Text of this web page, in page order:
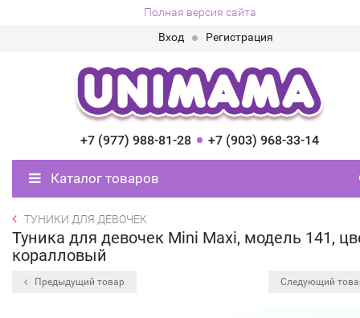
Полная версия сайта
Вход
Регистрация
+7 (977) 988-81-28 +7 (903) 968-33-14
Каталог товаров
ТУНИКИ ДЛЯ ДЕВОЧЕК
Туника для девочек Mini Maxi, модель 141,
коралловый
Предыдущий товар Следующий